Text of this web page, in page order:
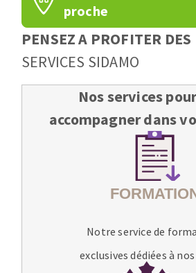
proche
PENSEZ A PROFITER DES
SERVICES SIDAMO
Nos services
accompagner dans
Notre service de
exclusives dédiées à